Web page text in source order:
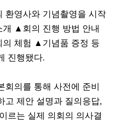
환영사와 기념촬영을 시작
▲회의 진행 방법 안내
체험 ▲기념품 증정 등
진행됐다.
회의를 통해 사전에 준비
고 제안 설명과 질의응답,
르는 실제 의회의 의사결